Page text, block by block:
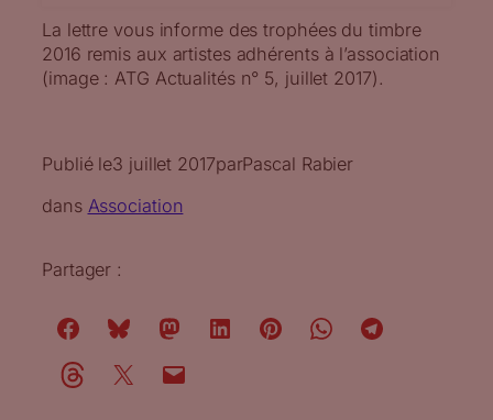
La lettre vous informe des trophées du timbre
2016 remis aux artistes adhérents à l’association
(image : ATG Actualités n° 5, juillet 2017).
Publié le3 juillet 2017parPascal Rabier
dans Association
Partager :